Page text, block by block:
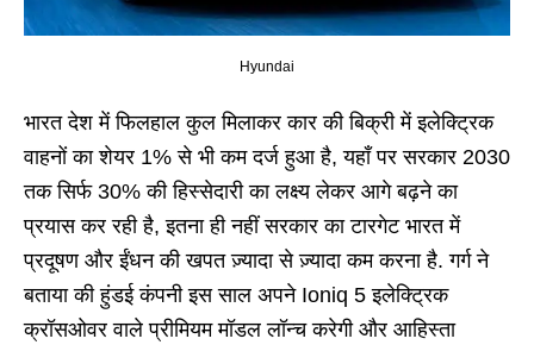
Hyundai
भारत देश में फिलहाल कुल मिलाकर कार की बिक्री में इलेक्ट्रिक
वाहनों का शेयर 1% से भी कम दर्ज हुआ है, यहाँ पर सरकार 2030
तक सिर्फ 30% की हिस्सेदारी का लक्ष्य लेकर आगे बढ़ने का
प्रयास कर रही है, इतना ही नहीं सरकार का टारगेट भारत में
प्रदूषण और ईंधन की खपत ज़्यादा से ज़्यादा कम करना है. गर्ग ने
बताया की हुंडई कंपनी इस साल अपने Ioniq 5 इलेक्ट्रिक
क्रॉसओवर वाले प्रीमियम मॉडल लॉन्च करेगी और आहिस्ता